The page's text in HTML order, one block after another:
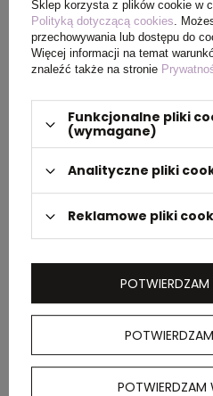
Wymiary
produktu
30 x
PAKOWANIE
zewnętrznego
zewnętrznego
Sklep korzysta z plików cookie w
Polityką dotyczącą cookies.
przechowywania lub dostępu do
Więcej informacji na temat
znaleźć także na stronie
Funkcjonalne pliki
(wymagane)
Analityczne pliki
Reklamowe pliki
POTWIERDZAM
POTWIERDZAM